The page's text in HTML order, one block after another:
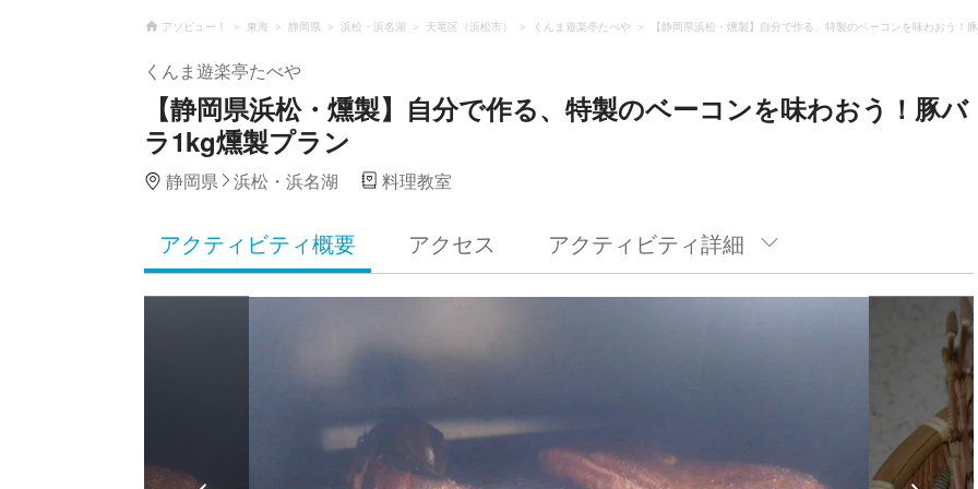
アソビュー！ 東海 静岡県 浜松・浜名湖 天竜区（浜松市） くんま遊楽亭たべや 【静岡県浜松・燻製】自分で作る、特製のベーコンを味わおう！
くんま遊楽亭たべや
【静岡県浜松・燻製】自分で作る、特製のベーコンを味わおう！豚バ
ラ1kg燻製プラン
静岡県 浜松・浜名湖 料理教室
アクティビティ概要 アクセス アクティビティ詳細